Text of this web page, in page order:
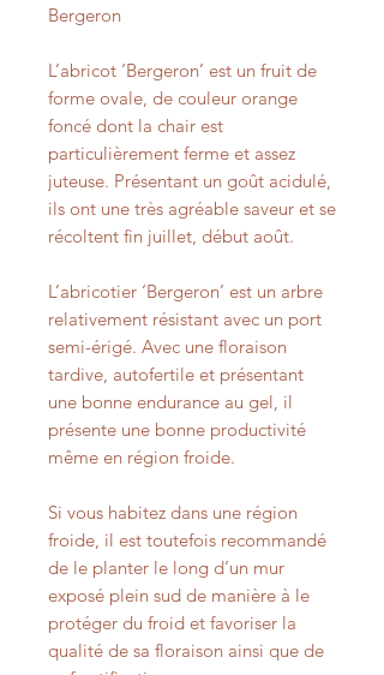
Bergeron
L’abricot ‘Bergeron’ est un fruit de
forme ovale, de couleur orange
foncé dont la chair est
particulièrement ferme et assez
juteuse. Présentant un goût acidulé,
ils ont une très agréable saveur et se
récoltent fin juillet, début août.
L’abricotier ‘Bergeron’ est un arbre
relativement résistant avec un port
semi-érigé. Avec une floraison
tardive, autofertile et présentant
une bonne endurance au gel, il
présente une bonne productivité
même en région froide.
Si vous habitez dans une région
froide, il est toutefois recommandé
de le planter le long d’un mur
exposé plein sud de manière à le
protéger du froid et favoriser la
qualité de sa floraison ainsi que de